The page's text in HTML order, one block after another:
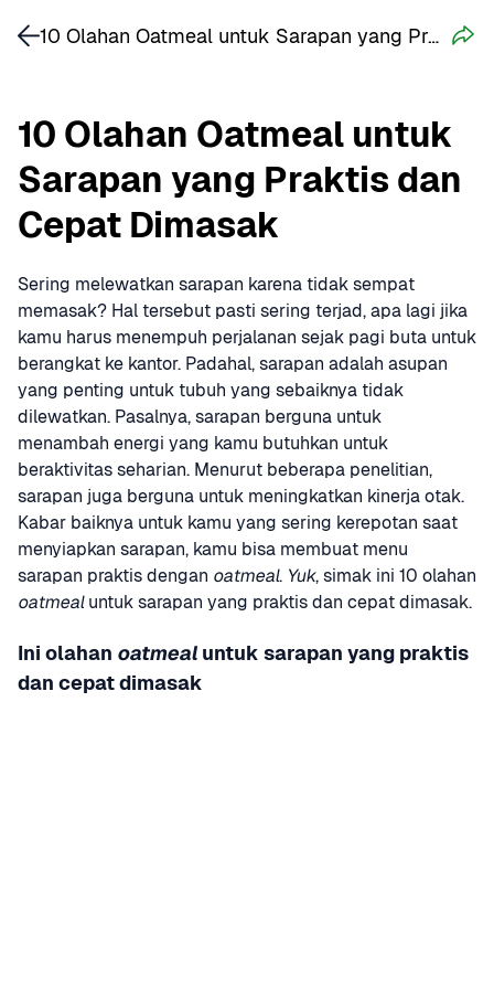
10 Olahan Oatmeal untuk
Sarapan yang Praktis dan
Cepat Dimasak
Sering melewatkan sarapan karena tidak sempat
memasak? Hal tersebut pasti sering terjad, apa lagi jika
kamu harus menempuh perjalanan sejak pagi buta untuk
berangkat ke kantor. Padahal, sarapan adalah asupan
yang penting untuk tubuh yang sebaiknya tidak
dilewatkan. Pasalnya, sarapan berguna untuk
menambah energi yang kamu butuhkan untuk
beraktivitas seharian. Menurut beberapa penelitian,
sarapan juga berguna untuk meningkatkan kinerja otak.
Kabar baiknya untuk kamu yang sering kerepotan saat
menyiapkan sarapan, kamu bisa membuat menu
sarapan praktis dengan oatmeal. Yuk
oatmeal untuk sarapan yang praktis dan cepat dimasak.
Ini olahan oatmeal untuk sarapan yang praktis
dan cepat dimasak
10 Olahan Oatmeal untuk Sarapan yang Praktis dan Cepat Dimasak